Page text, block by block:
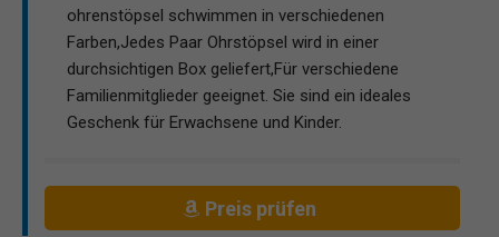
ohrenstöpsel schwimmen in verschiedenen
Farben,Jedes Paar Ohrstöpsel wird in einer
durchsichtigen Box geliefert,Für verschiedene
Familienmitglieder geeignet. Sie sind ein ideales
Geschenk für Erwachsene und Kinder.
Preis prüfen